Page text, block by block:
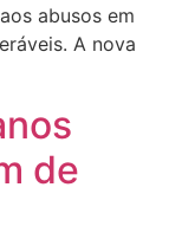
abusos em
A nova
de